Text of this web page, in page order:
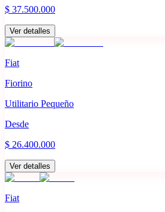
$ 37.500.000
Ver detalles
Fiat
Fiorino
Utilitario Pequeño
Desde
$ 26.400.000
Ver detalles
Fiat